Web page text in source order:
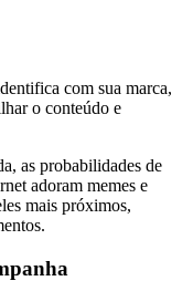
com sua marca,
o conteúdo e
as probabilidades de
adoram memes e
mais próximos,